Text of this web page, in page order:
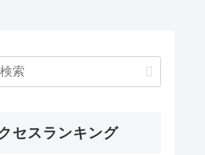
セスランキング